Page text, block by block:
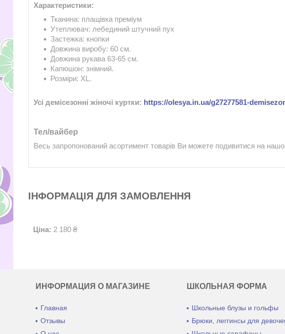
Характеристики:
Тканина: плащівка преміум
Утеплювач: лебединий штучний пух
Застежка: кнопки
Довжина виробу: 60 см.
Довжина рукава 63-65 см.
Капюшон: знімний.
Розміри: XL.
Усі демісезонні жіночі куртки: https://olesya.in.ua/g27277581-
Тел/вайбер
Весь запропонований асортимент товарів Ви можете подивитися на
ІНФОРМАЦІЯ ДЛЯ ЗАМОВЛЕННЯ
Ціна: 2 180 ₴
ИНФОРМАЦИЯ О МАГАЗИНЕ
Главная
Отзывы
ШКОЛЬНАЯ ФОРМА
Школьные блузы и гольфы
Брюки, леггинсы для